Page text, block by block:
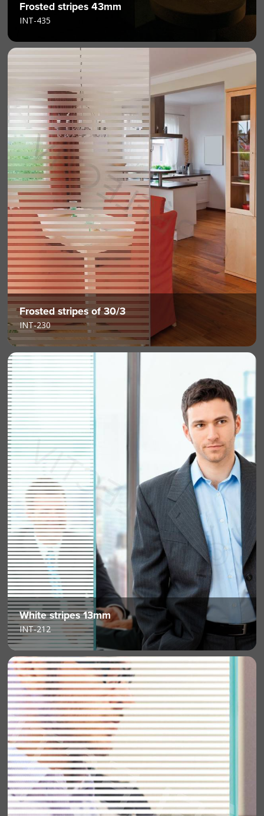
Frosted stripes 43mm
INT-435
Frosted stripes of 30/3
INT-230
White stripes 13mm
INT-212